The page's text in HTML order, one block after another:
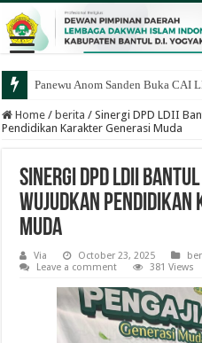
Panewu Anom Sanden Buka CAI
Home / berita / Sinergi DPD LDII
Pendidikan Karakter Generasi Muda
Sinergi DPD LDII
Wujudkan
Muda
Via October 23, 2025
Leave a comment
381 Views